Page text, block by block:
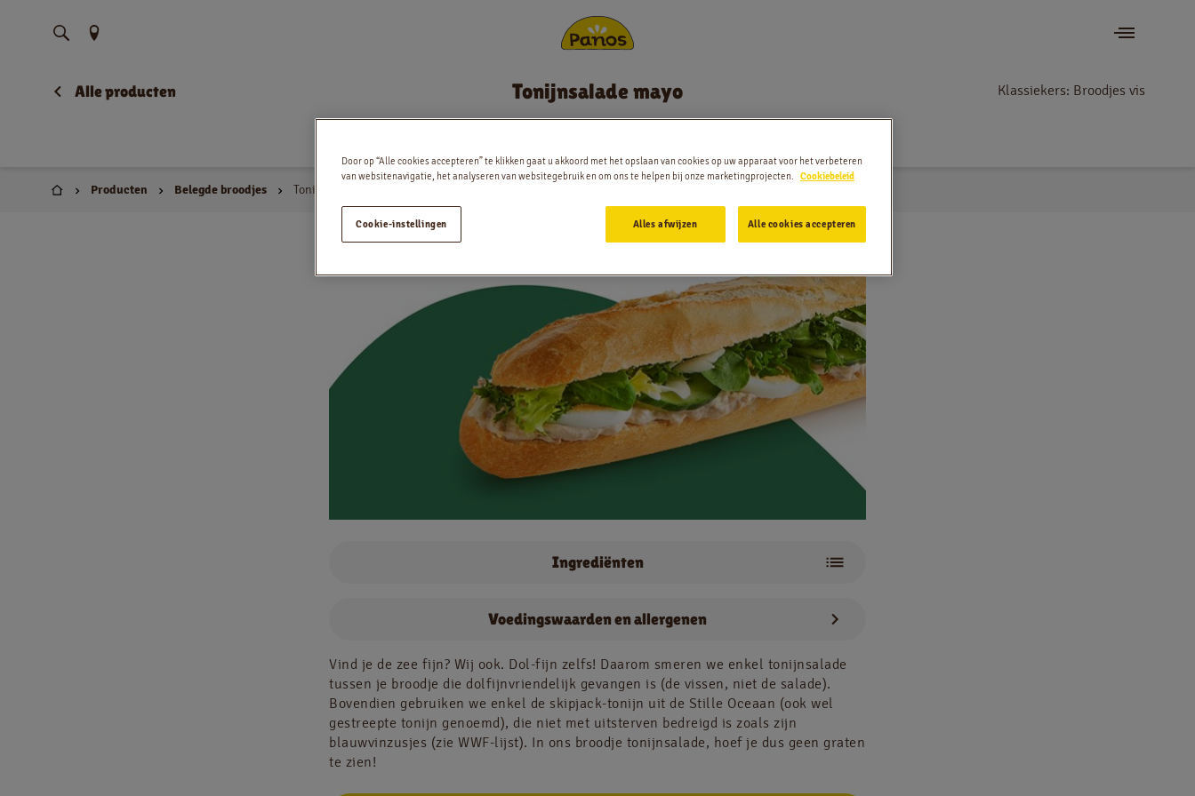
Vind uw locatie
Bestellen
Nieuws
Menu
App
Contact
Jobs
Privacy policy
Alle producten Klassiekers: Broodjes vis
Tonijnsalade mayo
Huis
Producten Belegde broodjes Tonijnsalade mayo
Ingrediënten
Ei
Voedingswaarden en allergenen
Vind je de zee fijn? Wij ook. Dol-fijn zelfs! Daarom smeren we enkel tonijnsalade
tussen je broodje die dolfijnvriendelijk gevangen is (de vissen, niet de salade).
Bovendien gebruiken we enkel de skipjack-tonijn uit de Stille Oceaan (ook wel
gestreepte tonijn genoemd), die niet met uitsterven bedreigd is zoals zijn
blauwvinzusjes (zie WWF-lijst). In ons broodje tonijnsalade, hoef je dus geen graten
te zien!
Door op “Alle cookies accepteren” te klikken gaat u akkoord met het opslaan van cookies op uw apparaat voor het verbeteren
van websitenavigatie, het analyseren van websitegebruik en om ons te helpen bij onze marketingprojecten. Cookiebeleid
Alles afwijzen Alle cookies accepteren
Cookie-instellingen